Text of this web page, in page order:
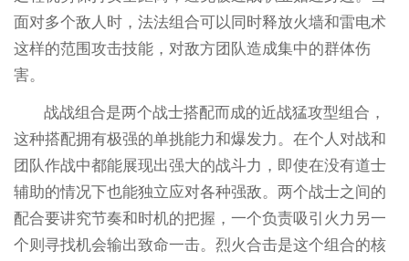
面对多个敌人时，法法组合可以同时释放火墙和雷电术
这样的范围攻击技能，对敌方团队造成集中的群体伤
害。
战战组合是两个战士搭配而成的近战猛攻型组合，
这种搭配拥有极强的单挑能力和爆发力。在个人对战和
团队作战中都能展现出强大的战斗力，即使在没有道士
辅助的情况下也能独立应对各种强敌。两个战士之间的
配合要讲究节奏和时机的把握，一个负责吸引火力另一
个则寻找机会输出致命一击。烈火合击是这个组合的核